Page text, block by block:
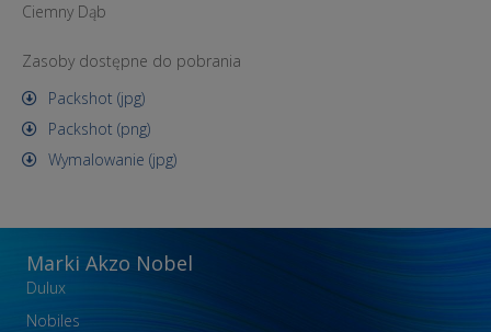
Ciemny Dąb
Zasoby dostępne do pobrania
Packshot (jpg)
Packshot (png)
Wymalowanie (jpg)
Marki Akzo Nobel
Dulux
Nobiles